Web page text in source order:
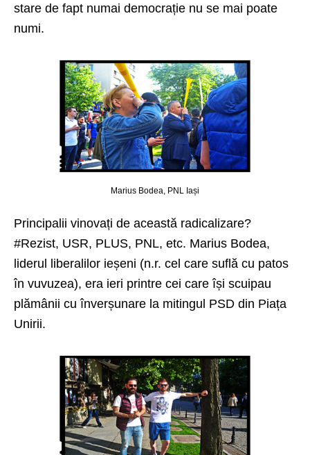
stare de fapt numai democrație nu se mai poate
numi.
Marius Bodea, PNL Iași
Principalii vinovați de această radicalizare?
#Rezist, USR, PLUS, PNL, etc. Marius Bodea,
liderul liberalilor ieșeni (n.r. cel care suflă cu patos
în vuvuzea), era ieri printre cei care își scuipau
plămânii cu înverșunare la mitingul PSD din Piața
Unirii.